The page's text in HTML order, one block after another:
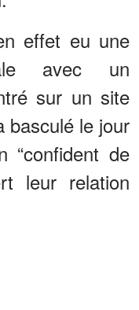
effet eu une
avec un
sur un site
basculé le jour
“confident de
leur relation